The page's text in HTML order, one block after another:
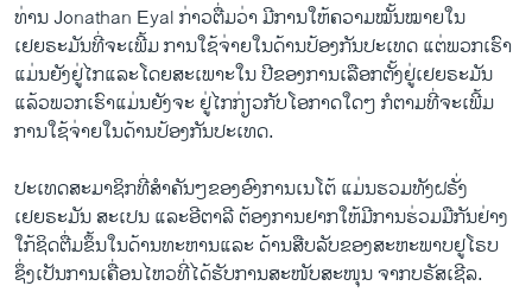
ທ່ານ Jonathan Eyal ກ່າວຕື່ມວ່າ ມີການໃຫ້ຄວາມໝັ້ນໝາຍໃນ
ເຢຍຣະມັນທີ່ຈະເພີ້ມ ການໃຊ້ຈ່າຍໃນດ້ານປ້ອງກັນປະເທດ ແຕ່ພວກເຮົາ
ແມ່ນຍັງຢູ່ໄກແລະໂດຍສະເພາະໃນ ປີຂອງການເລືອກຕັ້ງຢູ່ເຢຍຣະມັນ
ແລ້ວພວກເຮົາແມ່ນຍັງຈະ ຢູ່ໄກກ່ຽວກັບໂອກາດໃດໆ ກໍຕາມທີ່ຈະເພີ້ມ
ການໃຊ້ຈ່າຍໃນດ້ານປ້ອງກັນປະເທດ.
ປະເທດສະມາຊິກທີ່ສຳຄັນໆຂອງອົງການເນໂຕ້ ແມ່ນຮວມທັງຝຣັ່ງ
ເຢຍຣະມັນ ສະເປນ ແລະອີຕາລີ ຕ້ອງການຢາກໃຫ້ມີການຮ່ວມມືກັນຢ່າງ
ໃກ້ຊິດຕື່ມຂຶ້ນໃນດ້ານທະຫານແລະ ດ້ານສືບລັບຂອງສະຫະພາບຢູໂຣບ
ຊຶ່ງເປັນການເຄື່ອນໄຫວທີ່ໄດ້ຮັບການສະໜັບສະໜຸນ ຈາກບຣັສເຊີລ.